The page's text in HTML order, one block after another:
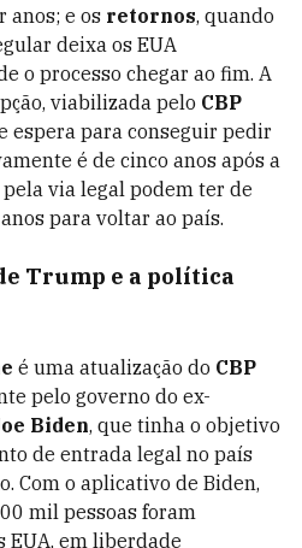
anos; e os retornos, quando
deixa os EUA
o processo chegar ao fim. A
viabilizada pelo CBP
espera para conseguir pedir
é de cinco anos após a
via legal podem ter de
para voltar ao país.
Trump e a política
é uma atualização do CBP
pelo governo do ex-
Biden, que tinha o objetivo
de entrada legal no país
Com o aplicativo de Biden,
mil pessoas foram
EUA, em liberdade